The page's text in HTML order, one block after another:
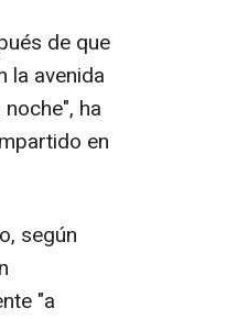
de que
la avenida
ha
en
según
"a